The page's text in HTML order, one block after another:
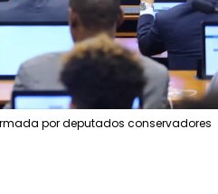
por deputados conservadores